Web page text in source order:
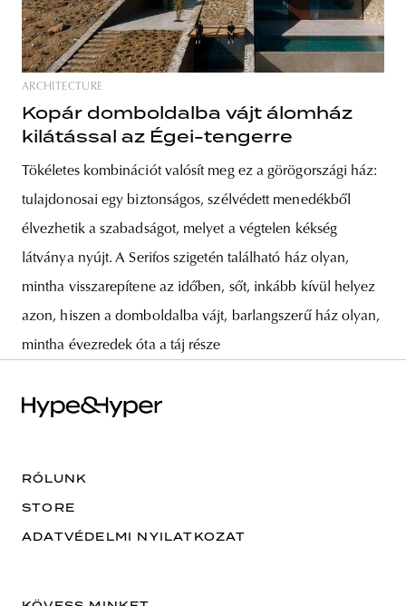
ARCHITECTURE
Kopár domboldalba vájt álomház
kilátással az Égei-tengerre
Tökéletes kombinációt valósít meg ez a görögországi ház:
tulajdonosai egy biztonságos, szélvédett menedékből
élvezhetik a szabadságot, melyet a végtelen kékség
látványa nyújt. A Serifos szigetén található ház olyan,
mintha visszarepítene az időben, sőt, inkább kívül helyez
azon, hiszen a domboldalba vájt, barlangszerű ház olyan,
mintha évezredek óta a táj része
RÓLUNK
STORE
ADATVÉDELMI NYILATKOZAT